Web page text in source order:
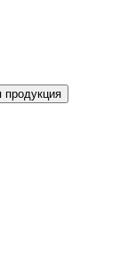
продукция